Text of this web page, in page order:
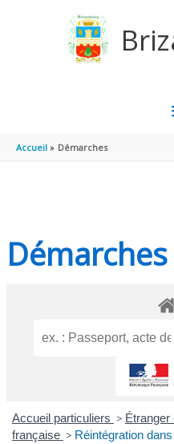
Accueil Démarches
Démarches
Accueil particuliers > Étranger
française > Réintégration